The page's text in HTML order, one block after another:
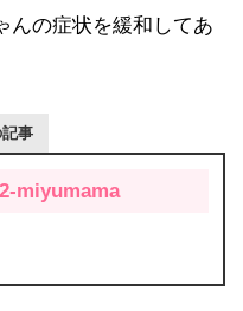
んの症状を緩和してあ
事
miyumama